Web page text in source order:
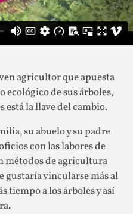
agricultor que apuesta
de sus árboles,
está la llave del cambio.
su abuelo y su padre
con las labores de
métodos de agricultura
gustaría vincularse más al
tiempo a los árboles y así